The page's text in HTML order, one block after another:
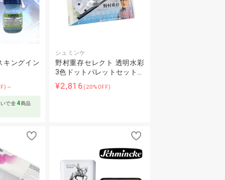
キングイン
～
いで全4商品
シュミンケ
野村重存セレクト 透明水彩
3色ドットパレットセット…
¥2,816 (20%OFF)